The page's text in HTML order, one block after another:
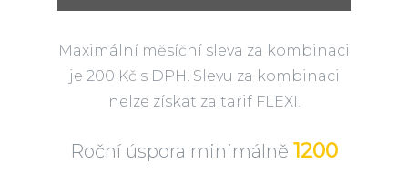
Maximální měsíční sleva za kombinaci
je 200 Kč s DPH. Slevu za kombinaci
nelze získat za tarif FLEXI.
Roční úspora minimálně 1200